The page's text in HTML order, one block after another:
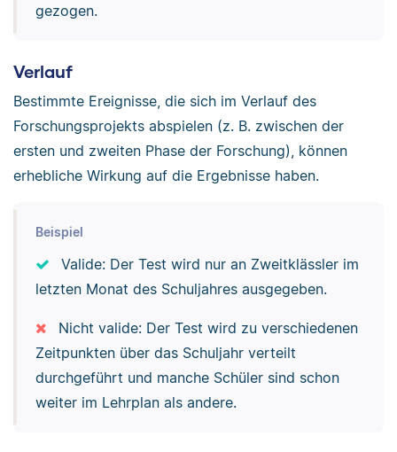
gezogen.
Verlauf
Bestimmte Ereignisse, die sich im Verlauf des
Forschungsprojekts abspielen (z. B. zwischen der
ersten und zweiten Phase der Forschung), können
erhebliche Wirkung auf die Ergebnisse haben.
Beispiel
Valide: Der Test wird nur an Zweitklässler im
letzten Monat des Schuljahres ausgegeben.
Nicht valide: Der Test wird zu verschiedenen
Zeitpunkten über das Schuljahr verteilt
durchgeführt und manche Schüler sind schon
weiter im Lehrplan als andere.